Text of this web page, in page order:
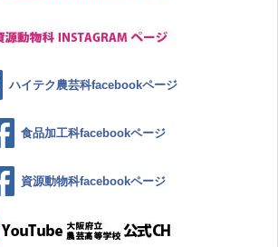
ハイテク農芸科facebookページ
食品加工科facebookページ
資源動物科facebookページ